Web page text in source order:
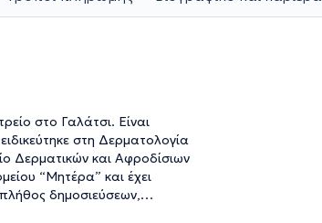
στο Γαλάτσι. Είναι
Δερματικών και Αφροδίσιων
“Μητέρα” και έχει
δημοσιεύσεων,